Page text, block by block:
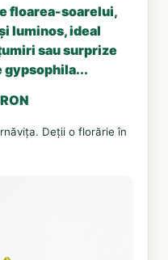
floarea-soarelui,
luminos, ideal
sau surprize
gypsophila...
Deții o florărie în